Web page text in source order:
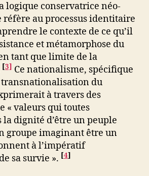
logique conservatrice néo-
au processus identitaire
le contexte de ce qu’il
et métamorphose du
tant que limite de la
[3] Ce nationalisme, spécifique
transnationalisation du
à travers des
« valeurs qui toutes
dignité d’être un peuple
groupe imaginant être un
à l’impératif
sa survie ». [4]